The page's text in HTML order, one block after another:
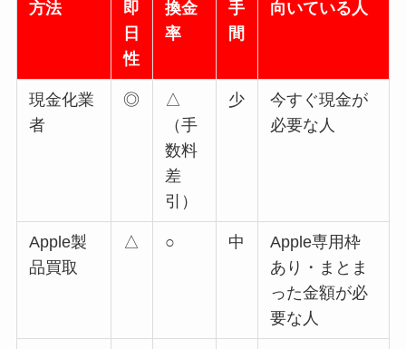
方法
即
日
性
換金
率
手
間
向いている人
現金化業
者
◎
△
（手
数料
差
引）
少
今すぐ現金が
必要な人
Apple製
品買取
△ ○ 中
Apple専用枠
あり・まとま
った金額が必
要な人